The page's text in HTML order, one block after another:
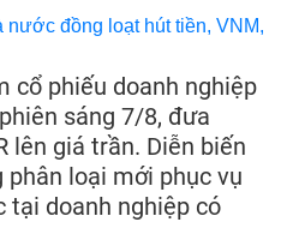
cổ phiếu doanh nghiệp
sáng 7/8, đưa
lên giá trần. Diễn biến
loại mới phục vụ
tại doanh nghiệp có